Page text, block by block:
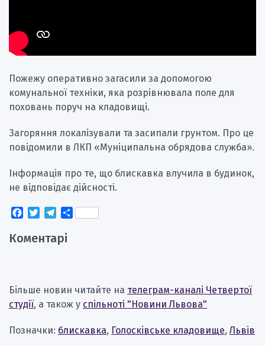
Пожежу оперативно загасили за допомогою
комунальної техніки, яка розрівнювала поле для
поховань поруч на кладовищі.
Загоряння локалізували та засипали грунтом. Про це
повідомили в ЛКП «Муніципальна обрядова служба».
Інформація про те, що блискавка влучила в будинок,
не відповідає дійсності.
Facebook
TwitterTelegram
Поділитися
Коментарі
Більше новин читайте на телеграм-каналі Четвертої
студії, а також у спільноті "Новини Львова"
Позначки: блискавка, Голосківське кладовище, Львів